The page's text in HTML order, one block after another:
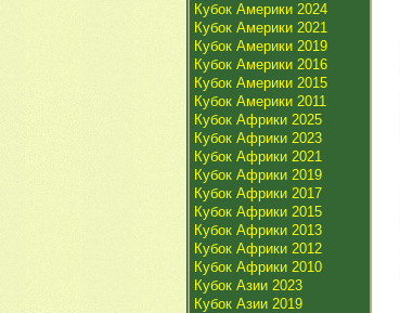
Кубок Америки 2024
Кубок Америки 2021
Кубок Америки 2019
Кубок Америки 2016
Кубок Америки 2015
Кубок Америки 2011
Кубок Африки 2025
Кубок Африки 2023
Кубок Африки 2021
Кубок Африки 2019
Кубок Африки 2017
Кубок Африки 2015
Кубок Африки 2013
Кубок Африки 2012
Кубок Африки 2010
Кубок Азии 2023
Кубок Азии 2019